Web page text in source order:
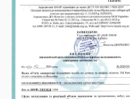
антибактеріальних
пероксиду, спиртів),
порушує мікробіом
імунну систему шкіри,
потенційних
прискорює природне
горіхове дерево
постійної
Антиоксидантний
посилюється за рахунок
претендує на медичні
дерматологічне
його завдання як
щоденному
тьмяності і
освіжаюча дія
людей, які мешкають у
середовищі або у
шкіру від забруднень і
засіб для
використовувати
кожні 1–2 години для
шкіри. Те саме — у
просторах. Спосіб 5 —
можна
зони з висипаннями для
Принципово важливий
відстані 10–20 см від